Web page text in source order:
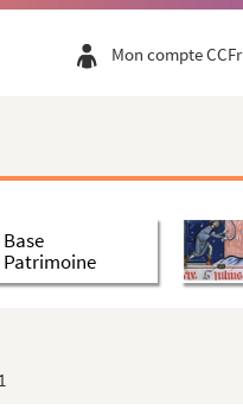
Mon compte CCFr
Base
Patrimoine